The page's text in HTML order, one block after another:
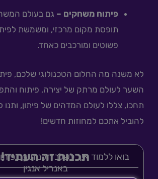
פיתוח משחקים – גם בעולם
תופסת מקום מרכזי, ומשמשת
פשוטים ומורכבים כאחד.
לא משנה מה החלום הטכנולוגי שלכם,
השער לעולם מרתק של יצירה, פיתוח
תחכו, צללו לעולם המדהים של פיתון, ותנו
להוביל אתכם למחוזות חדשים!
תכנות זה העתיד!
בואו ללמוד איך לשלב תכנות עם
באנריל אנגין